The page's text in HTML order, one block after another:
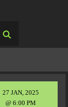
for:
27 JAN, 2025
@ 6:00 PM